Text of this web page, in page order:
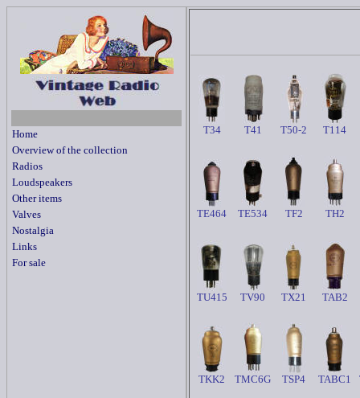
Home
Overview of the collection
Radios
Loudspeakers
Other items
Valves
Nostalgia
Links
For sale
T34 T41 T50-2 T114
TE464 TE534 TF2 TH2
TU415 TV90 TX21 TAB2
TKK2 TMC6G TSP4 TABC1